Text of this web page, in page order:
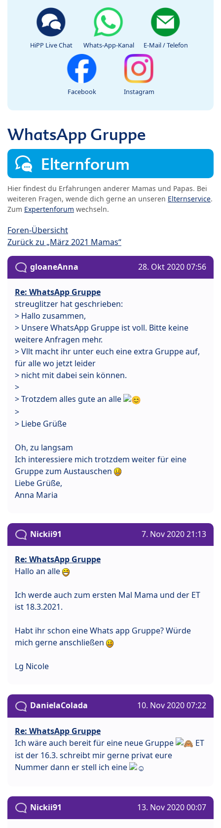
HiPP Live Chat Whats-App-Kanal E-Mail / Telefon
Facebook Instagram
WhatsApp Gruppe
Elternforum
Hier findest du Erfahrungen anderer Mamas und Papas. Bei
weiteren Fragen, wende dich gerne an unseren Elternservice.
Zum Expertenforum wechseln.
Foren-Übersicht
Zurück zu „März 2021 Mamas“
gloaneAnna 28. Okt 2020 07:56
Re: WhatsApp Gruppe
streuglitzer hat geschrieben:
> Hallo zusammen,
> Unsere WhatsApp Gruppe ist voll. Bitte keine
weitere Anfragen mehr.
> Vllt macht ihr unter euch eine extra Gruppe auf,
für alle wo jetzt leider
> nicht mit dabei sein können.
>
> Trotzdem alles gute an alle
>
> Liebe Grüße
Oh, zu langsam
Ich interessiere mich trotzdem weiter für eine
Gruppe zum Austauschen
Liebe Grüße,
Anna Maria
Nickii91 7. Nov 2020 21:13
Re: WhatsApp Gruppe
Hallo an alle
Ich werde auch zum ersten Mal Mama und der ET
ist 18.3.2021.
Habt ihr schon eine Whats app Gruppe? Würde
mich gerne anschließen
Lg Nicole
DanielaColada 10. Nov 2020 07:22
Re: WhatsApp Gruppe
Ich wäre auch bereit für eine neue Gruppe
ET
ist der 16.3. schreibt mir gerne privat eure
Nummer dann er stell ich eine
Nickii91 13. Nov 2020 00:07